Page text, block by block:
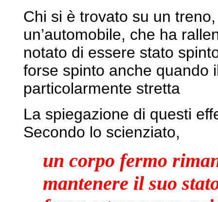
Chi si è trovato su un
un’automobile, che ha
notato di essere stato
forse spinto anche quando
particolarmente stretta
La spiegazione di questi
Secondo lo scienziato,
un corpo fermo
mantenere il suo